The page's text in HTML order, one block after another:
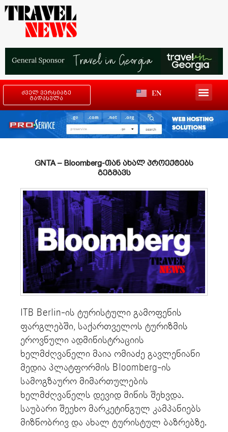
ძველ ვერსიაზე
გადასვლა
EN
GNTA – Bloomberg-თან ახალ პროექტებს
გეგმავს
ITB Berlin-ის ტურისტული გამოფენის
ფარგლებში, საქართველოს ტურიზმის
ეროვნული ადმინისტრაციის
ხელმძღვანელი მაია ომიაძე გავლენიანი
მედია პლატფორმის Bloomberg-ის
სამოგზაურო მიმართულების
ხელმძღვანელს დევიდ მინის შეხვდა.
საუბარი შეეხო მარკეტინგულ კამპანიებს
მიზნობრივ და ახალ ტურისტულ ბაზრებზე.